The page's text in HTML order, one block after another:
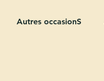
Autres occasionS